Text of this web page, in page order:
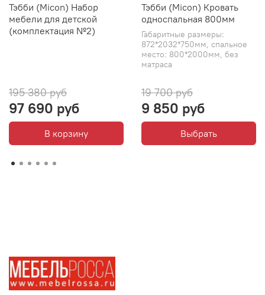
Тэбби (Micon) Набор
мебели для детской
(комплектация №2)
195 380 руб
97 690 руб
В корзину
Тэбби (Micon) Кровать
односпальная 800мм
Габаритные размеры:
872*2032*750мм, спальное
место: 800*2000мм, без
матраса
19 700 руб
9 850 руб
Выбрать